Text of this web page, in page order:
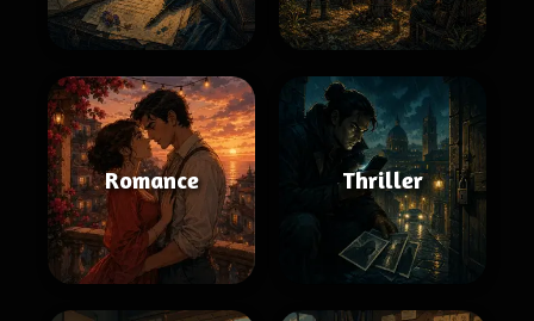
Romance Thriller